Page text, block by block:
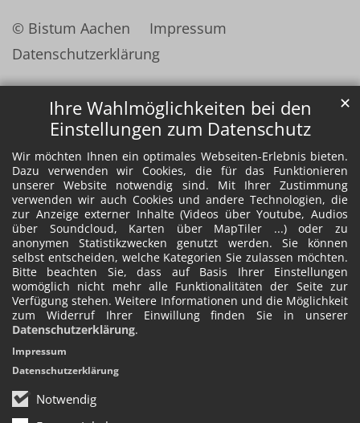
Ihre Wahlmöglichkeiten bei den
Einstellungen zum Datenschutz
Wir möchten Ihnen ein optimales Webseiten-Erlebnis bieten.
Dazu verwenden wir Cookies, die für das Funktionieren
unserer Website notwendig sind. Mit Ihrer Zustimmung
verwenden wir auch Cookies und andere Technologien, die
zur Anzeige externer Inhalte (Videos über Youtube, Audios
über Soundcloud, Karten über MapTiler ...) oder zu
anonymen Statistikzwecken genutzt werden. Sie können
selbst entscheiden, welche Kategorien Sie zulassen möchten.
Bitte beachten Sie, dass auf Basis Ihrer Einstellungen
womöglich nicht mehr alle Funktionalitäten der Seite zur
Verfügung stehen. Weitere Informationen und die Möglichkeit
zum Widerruf Ihrer Einwillung finden Sie in unserer
Datenschutzerklärung.
Notwendig
✕
Impressum
Datenschutzerklärung
© Bistum Aachen
Impressum
Datenschutzerklärung